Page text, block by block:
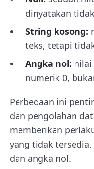
dinyatakan
String kosong:
teks, tetapi
Angka nol: nilai
numerik 0,
Perbedaan ini
dan pengolahan
memberikan
yang tidak tersedia,
dan angka nol.